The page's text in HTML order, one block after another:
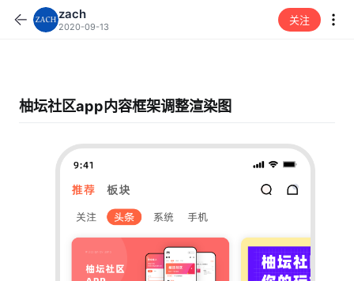
zach
2020-09-13
关注
柚坛社区app内容框架调整渲染图